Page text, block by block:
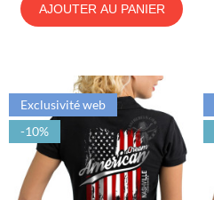
AJOUTER AU PANIER
Exclusivité web
-10%